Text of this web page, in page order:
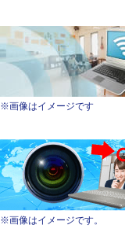
※画像はイメージです
※画像はイメージです。